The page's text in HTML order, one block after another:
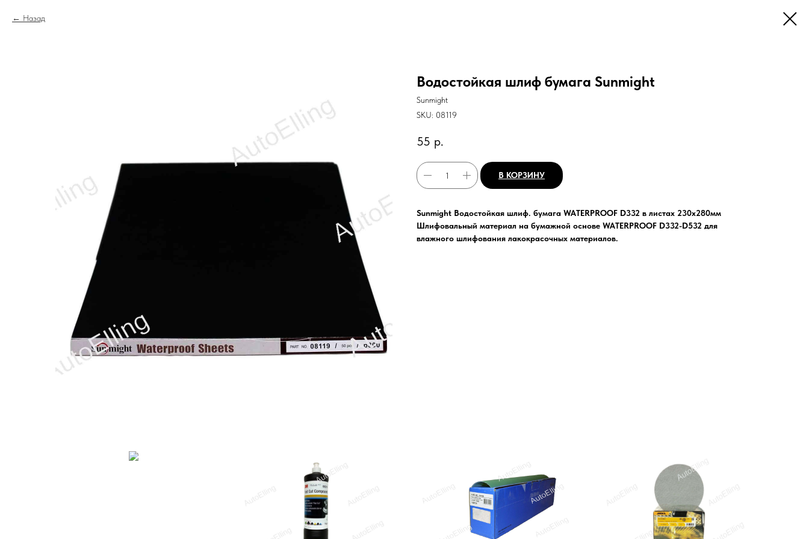
Назад
Водостойкая шлиф бумага Sunmight
Sunmight
SKU: 08119
55 р.
В КОРЗИНУ
Sunmight Водостойкая шлиф. бумага WATERPROOF D332 в листах 230х280мм
Шлифовальный материал на бумажной основе WATERPROOF D332-D532 для
влажного шлифования лакокрасочных материалов.